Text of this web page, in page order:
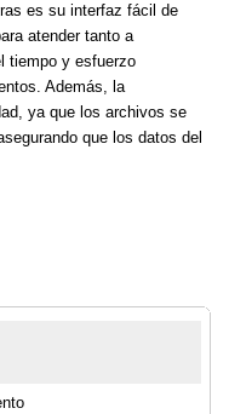
es su interfaz fácil de
atender tanto a
tiempo y esfuerzo
Además, la
ya que los archivos se
que los datos del